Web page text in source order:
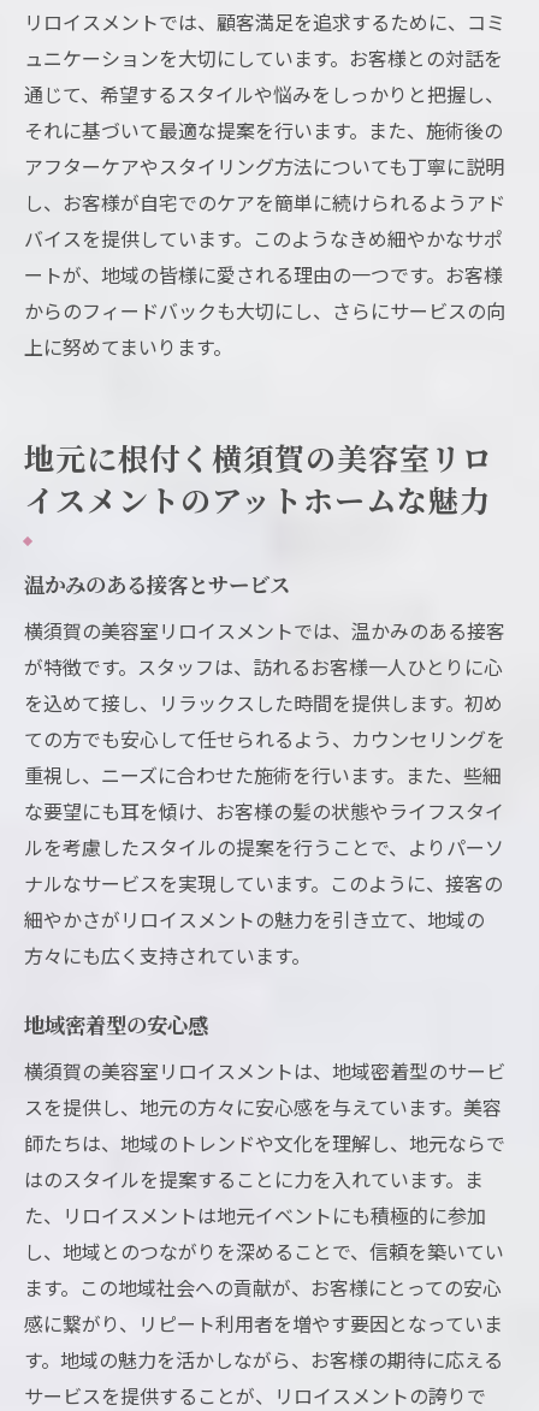
リロイスメントでは、顧客満足を追求するために、コミ
ュニケーションを大切にしています。お客様との対話を
通じて、希望するスタイルや悩みをしっかりと把握し、
それに基づいて最適な提案を行います。また、施術後の
アフターケアやスタイリング方法についても丁寧に説明
し、お客様が自宅でのケアを簡単に続けられるようアド
バイスを提供しています。このようなきめ細やかなサポ
ートが、地域の皆様に愛される理由の一つです。お客様
からのフィードバックも大切にし、さらにサービスの向
上に努めてまいります。
地元に根付く横須賀の美容室リロ
イスメントのアットホームな魅力
温かみのある接客とサービス
横須賀の美容室リロイスメントでは、温かみのある接客
が特徴です。スタッフは、訪れるお客様一人ひとりに心
を込めて接し、リラックスした時間を提供します。初め
ての方でも安心して任せられるよう、カウンセリングを
重視し、ニーズに合わせた施術を行います。また、些細
な要望にも耳を傾け、お客様の髪の状態やライフスタイ
ルを考慮したスタイルの提案を行うことで、よりパーソ
ナルなサービスを実現しています。このように、接客の
細やかさがリロイスメントの魅力を引き立て、地域の
方々にも広く支持されています。
地域密着型の安心感
横須賀の美容室リロイスメントは、地域密着型のサービ
スを提供し、地元の方々に安心感を与えています。美容
師たちは、地域のトレンドや文化を理解し、地元ならで
はのスタイルを提案することに力を入れています。ま
た、リロイスメントは地元イベントにも積極的に参加
し、地域とのつながりを深めることで、信頼を築いてい
ます。この地域社会への貢献が、お客様にとっての安心
感に繋がり、リピート利用者を増やす要因となっていま
す。地域の魅力を活かしながら、お客様の期待に応える
サービスを提供することが、リロイスメントの誇りで